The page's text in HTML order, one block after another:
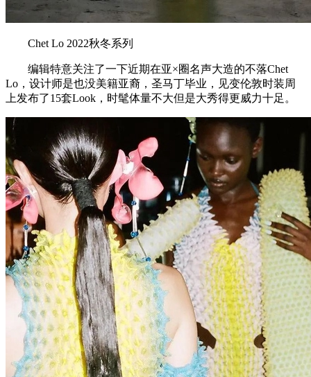
Chet Lo 2022秋冬系列
编辑特意关注了一下近期在亚×圈名声大造的不落Chet
Lo，设计师是也没美籍亚裔，圣马丁毕业，见变伦敦时装周
上发布了15套Look，时髦体量不大但是大秀得更威力十足。